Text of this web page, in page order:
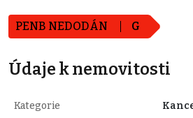
PENB NEDODÁN G
Údaje k nemovitosti
Kategorie